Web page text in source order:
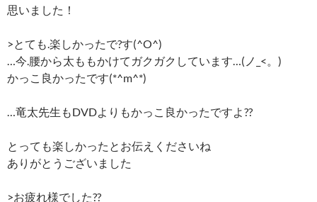
思いました！
>とても.楽しかったで?す(^O^)
…今.腰から太ももかけてガクガクしています…(ノ_<。)
かっこ良かったです(*^m^*)
…竜太先生もDVDよりもかっこ良かったですよ??
とっても楽しかったとお伝えくださいね
ありがとうございました
>お疲れ様でした??